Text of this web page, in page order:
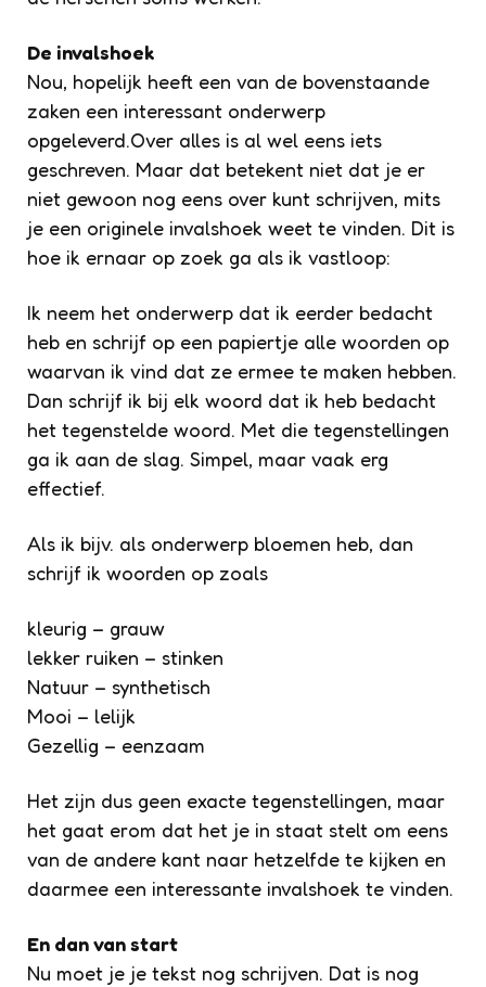
De invalshoek
Nou, hopelijk heeft een van de bovenstaande
zaken een interessant onderwerp
opgeleverd.Over alles is al wel eens iets
geschreven. Maar dat betekent niet dat je er
niet gewoon nog eens over kunt schrijven, mits
je een originele invalshoek weet te vinden. Dit is
hoe ik ernaar op zoek ga als ik vastloop:
Ik neem het onderwerp dat ik eerder bedacht
heb en schrijf op een papiertje alle woorden op
waarvan ik vind dat ze ermee te maken hebben.
Dan schrijf ik bij elk woord dat ik heb bedacht
het tegenstelde woord. Met die tegenstellingen
ga ik aan de slag. Simpel, maar vaak erg
effectief.
Als ik bijv. als onderwerp bloemen heb, dan
schrijf ik woorden op zoals
kleurig – grauw
lekker ruiken – stinken
Natuur – synthetisch
Mooi – lelijk
Gezellig – eenzaam
Het zijn dus geen exacte tegenstellingen, maar
het gaat erom dat het je in staat stelt om eens
van de andere kant naar hetzelfde te kijken en
daarmee een interessante invalshoek te vinden.
En dan van start
Nu moet je je tekst nog schrijven. Dat is nog